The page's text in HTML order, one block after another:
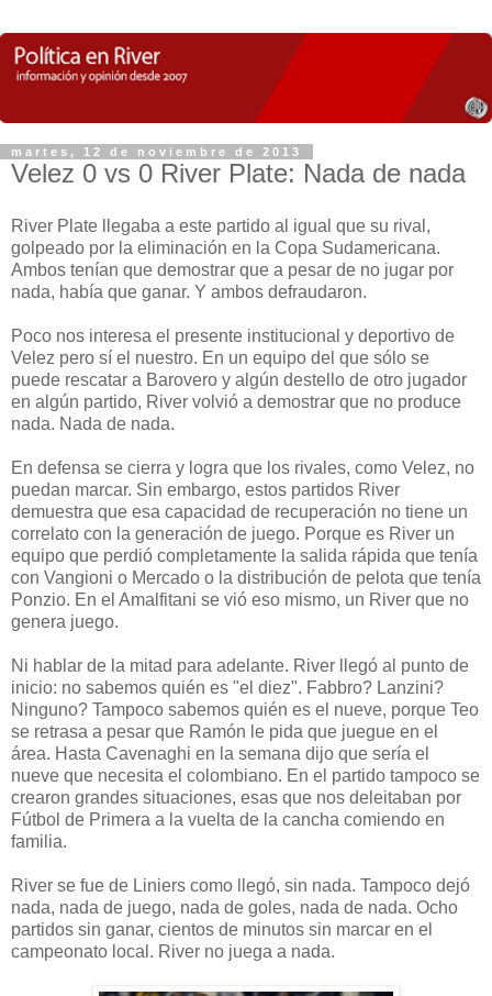
martes, 12 de noviembre de 2013
Velez 0 vs 0 River Plate: Nada de nada
River Plate llegaba a este partido al igual que su rival,
golpeado por la eliminación en la Copa Sudamericana.
Ambos tenían que demostrar que a pesar de no jugar por
nada, había que ganar. Y ambos defraudaron.
Poco nos interesa el presente institucional y deportivo de
Velez pero sí el nuestro. En un equipo del que sólo se
puede rescatar a Barovero y algún destello de otro jugador
en algún partido, River volvió a demostrar que no produce
nada. Nada de nada.
En defensa se cierra y logra que los rivales, como Velez, no
puedan marcar. Sin embargo, estos partidos River
demuestra que esa capacidad de recuperación no tiene un
correlato con la generación de juego. Porque es River un
equipo que perdió completamente la salida rápida que tenía
con Vangioni o Mercado o la distribución de pelota que tenía
Ponzio. En el Amalfitani se vió eso mismo, un River que no
genera juego.
Ni hablar de la mitad para adelante. River llegó al punto de
inicio: no sabemos quién es "el diez". Fabbro? Lanzini?
Ninguno? Tampoco sabemos quién es el nueve, porque Teo
se retrasa a pesar que Ramón le pida que juegue en el
área. Hasta Cavenaghi en la semana dijo que sería el
nueve que necesita el colombiano. En el partido tampoco se
crearon grandes situaciones, esas que nos deleitaban por
Fútbol de Primera a la vuelta de la cancha comiendo en
familia.
River se fue de Liniers como llegó, sin nada. Tampoco dejó
nada, nada de juego, nada de goles, nada de nada. Ocho
partidos sin ganar, cientos de minutos sin marcar en el
campeonato local. River no juega a nada.